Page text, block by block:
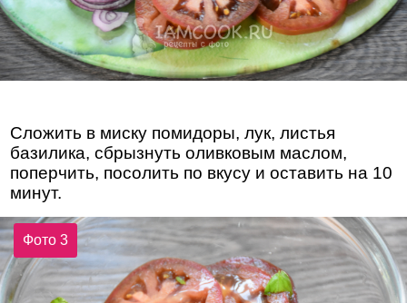
Сложить в миску помидоры, лук, листья
базилика, сбрызнуть оливковым маслом,
поперчить, посолить по вкусу и оставить на 10
минут.
Фото 3